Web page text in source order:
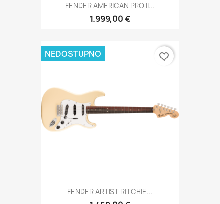
FENDER AMERICAN PRO II...
1.999,00 €
FENDER ARTIST RITCHIE...
NEDOSTUPNO favorite_border